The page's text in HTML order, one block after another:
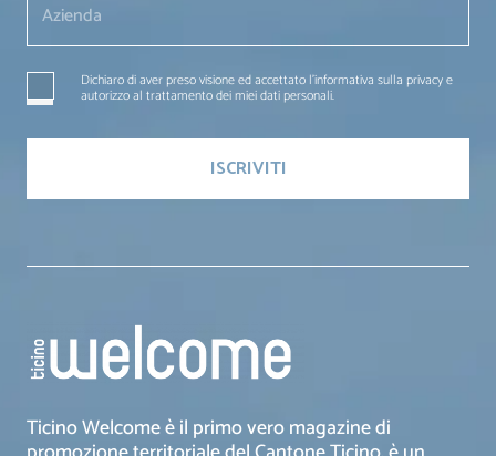
Dichiaro di aver preso visione ed accettato l'informativa sulla privacy e
autorizzo al trattamento dei miei dati personali.
Ticino Welcome è il primo vero magazine di